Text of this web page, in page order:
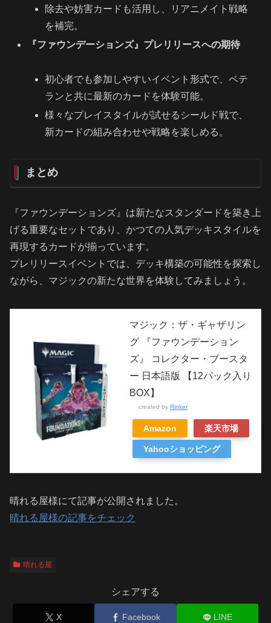
除去や妨害カードも活用し、リアニメイト戦略
を補完。
『ファウンデーションズ』プレリリースへの期待
初心者でも参加しやすいイベント形式で、ベテ
ランと共に最新のカードを体験可能。
様々なプレイスタイルが試せるシールド戦で、
新カードの組み合わせや戦略を楽しめる。
まとめ
『ファウンデーションズ』は新たなスタンダードを築き上
げる重要なセットであり、かつての人気デッキスタイルを
再現するカードが揃っています。
プレリリースイベントでは、デッキ構築の可能性を探索し
ながら、マジックの新たな世界を体験してみましょう。
マジック：ザ・ギャザリン
グ 『ファウンデーション
ズ』 コレクター・ブースタ
ー 日本語版 【12パック入り
BOX】
created by Rinker
Amazon 楽天市場
Yahooショッピング
晴れる屋様にて記事が公開されました。
晴れる屋様の記事をチェック
晴れる屋
シェアする
X Facebook LINE